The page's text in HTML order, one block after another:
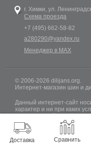
г. Химки, ул.
Схема проезда
+7 (495) 662-58-82
a280290@yandex.ru
Менеджер в MAX
© 2006-2026 dilijans.org.
Интернет-магазин шин и
Данный интернет-сайт
характер и ни при каких
РФ. Обновление
Dilijans.org производится
информацию о резервах.
Доставка Сравнить